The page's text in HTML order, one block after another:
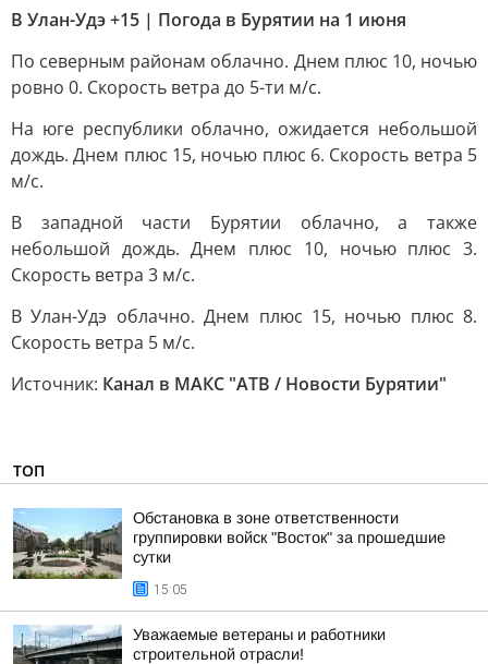
В Улан-Удэ +15 | Погода в Бурятии на 1 июня
По северным районам облачно. Днем плюс 10, ночью
ровно 0. Скорость ветра до 5-ти м/с.
На юге республики облачно, ожидается небольшой
дождь. Днем плюс 15, ночью плюс 6. Скорость ветра 5
м/с.
В западной части Бурятии облачно, а также
небольшой дождь. Днем плюс 10, ночью плюс 3.
Скорость ветра 3 м/с.
В Улан-Удэ облачно. Днем плюс 15, ночью плюс 8.
Скорость ветра 5 м/с.
Источник: Канал в МАКС "АТВ / Новости Бурятии"
ТОП
Обстановка в зоне ответственности
группировки войск "Восток" за прошедшие
сутки
15:05
Уважаемые ветераны и работники
строительной отрасли!